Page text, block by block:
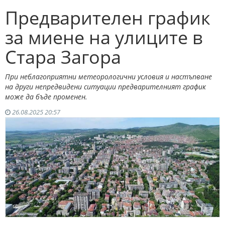
Предварителен график
за миене на улиците в
Стара Загора
При неблагоприятни метеорологични условия и настъпване
на други непредвидени ситуации предварителният график
може да бъде променен.
26.08.2025 20:57